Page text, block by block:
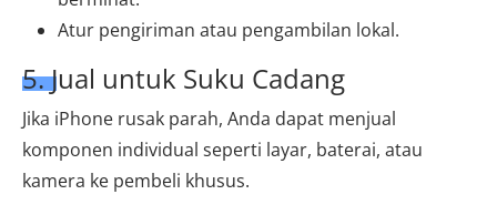
Atur pengiriman atau pengambilan lokal.
5. Jual untuk Suku Cadang
Jika iPhone rusak parah, Anda dapat menjual
komponen individual seperti layar, baterai, atau
kamera ke pembeli khusus.